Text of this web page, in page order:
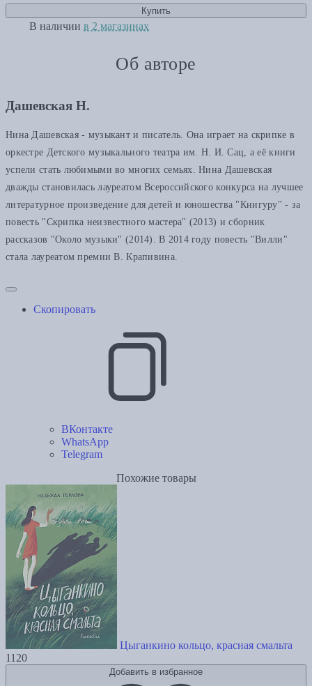
Купить
В наличии в 2 магазинах
Об авторе
Дашевская Н.
Нина Дашевская - музыкант и писатель. Она играет на скрипке в
оркестре Детского музыкального театра им. Н. И. Сац, а её книги
успели стать любимыми во многих семьях. Нина Дашевская
дважды становилась лауреатом Всероссийского конкурса на лучшее
литературное произведение для детей и юношества "Книгуру" - за
повесть "Скрипка неизвестного мастера" (2013) и сборник
рассказов "Около музыки" (2014). В 2014 году повесть "Вилли"
стала лауреатом премии В. Крапивина.
Скопировать
ВКонтакте
WhatsApp
Telegram
Похожие товары
Цыганкино кольцо, красная смальта
1120
Добавить в избранное